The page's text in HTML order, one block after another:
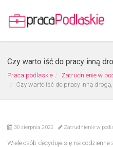
Czy warto iść do pracy inną
Praca podlaskie
Zatrudnienie w
Czy warto iść do pracy inną
30 sierpnia 2022 Zatrudnienie w
Wiele osób decyduje się na